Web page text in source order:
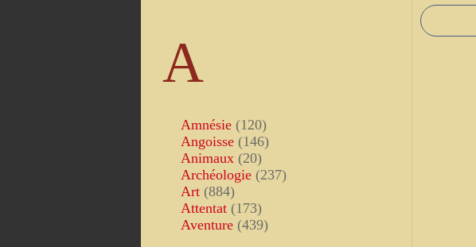
A
Amnésie (120)
Angoisse (146)
Animaux (20)
Archéologie (237)
Art (884)
Attentat (173)
Aventure (439)